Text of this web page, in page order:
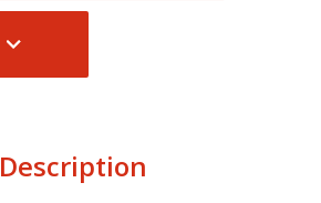
Description